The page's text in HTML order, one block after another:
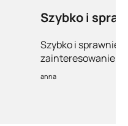
Szybko i
Szybko i sprawnie.
zainteresowanie
anna